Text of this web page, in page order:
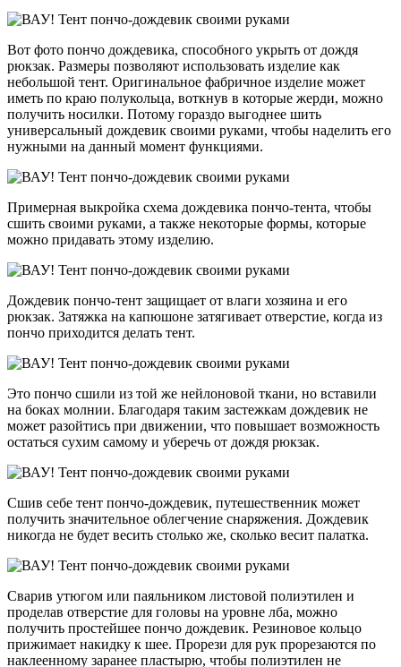
Вот фото пончо дождевика, способного укрыть от дождя
рюкзак. Размеры позволяют использовать изделие как
небольшой тент. Оригинальное фабричное изделие может
иметь по краю полукольца, воткнув в которые жерди, можно
получить носилки. Потому гораздо выгоднее шить
универсальный дождевик своими руками, чтобы наделить его
нужными на данный момент функциями.
Примерная выкройка схема дождевика пончо-тента, чтобы
сшить своими руками, а также некоторые формы, которые
можно придавать этому изделию.
Дождевик пончо-тент защищает от влаги хозяина и его
рюкзак. Затяжка на капюшоне затягивает отверстие, когда из
пончо приходится делать тент.
Это пончо сшили из той же нейлоновой ткани, но вставили
на боках молнии. Благодаря таким застежкам дождевик не
может разойтись при движении, что повышает возможность
остаться сухим самому и уберечь от дождя рюкзак.
Сшив себе тент пончо-дождевик, путешественник может
получить значительное облегчение снаряжения. Дождевик
никогда не будет весить столько же, сколько весит палатка.
Сварив утюгом или паяльником листовой полиэтилен и
проделав отверстие для головы на уровне лба, можно
получить простейшее пончо дождевик. Резиновое кольцо
прижимает накидку к шее. Прорези для рук прорезаются по
наклеенному заранее пластырю, чтобы полиэтилен не